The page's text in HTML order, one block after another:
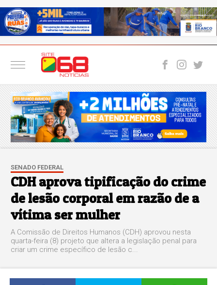
SENADO FEDERAL
CDH aprova tipificação do crime
de lesão corporal em razão de a
vítima ser mulher
A Comissão de Direitos Humanos (CDH) aprovou nesta
quarta-feira (8) projeto que altera a legislação penal para
criar um crime específico de lesão c...